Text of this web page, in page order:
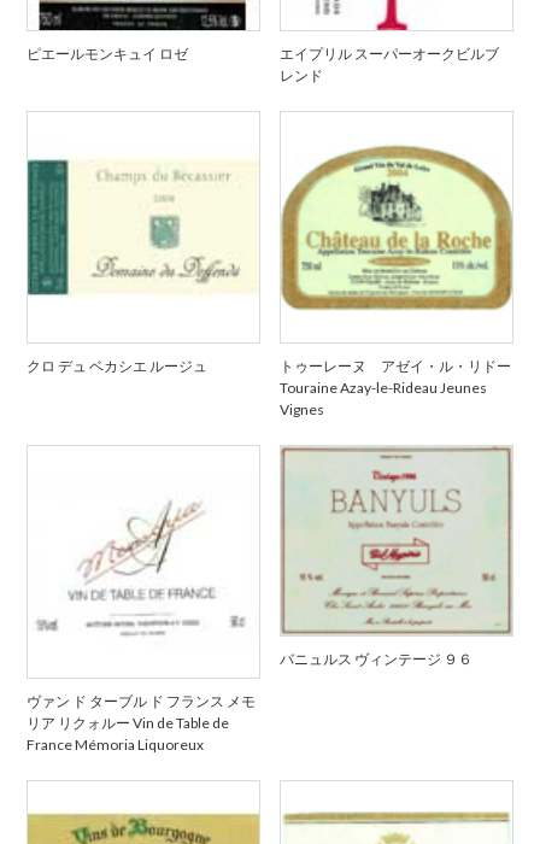
ピエールモンキュイ ロゼ
エイプリル スーパーオークビルブ
レンド
クロ デュ ベカシエ ルージュ
トゥーレーヌ アゼイ・ル・リドー
Touraine Azay-le-Rideau Jeunes
Vignes
ヴァン ド ターブル ド フランス メモ
リア リクォルー Vin de Table de
France Mémoria Liquoreux
バニュルス ヴィンテージ ９６